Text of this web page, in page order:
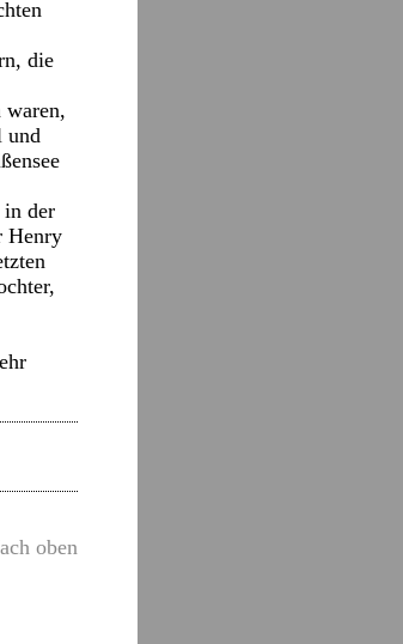
die
und
in der
Henry
oben